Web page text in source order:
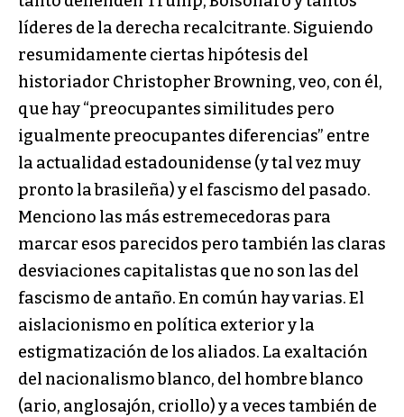
líderes de la derecha recalcitrante. Siguiendo
resumidamente ciertas hipótesis del
historiador Christopher Browning, veo, con él,
que hay “preocupantes similitudes pero
igualmente preocupantes diferencias” entre
la actualidad estadounidense (y tal vez muy
pronto la brasileña) y el fascismo del pasado.
Menciono las más estremecedoras para
marcar esos parecidos pero también las claras
desviaciones capitalistas que no son las del
fascismo de antaño. En común hay varias. El
aislacionismo en política exterior y la
estigmatización de los aliados. La exaltación
del nacionalismo blanco, del hombre blanco
(ario, anglosajón, criollo) y a veces también de